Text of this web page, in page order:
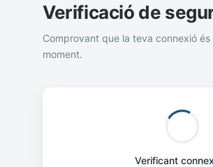
Verificació de
Comprovant que la teva connexió és
moment.
Verificant